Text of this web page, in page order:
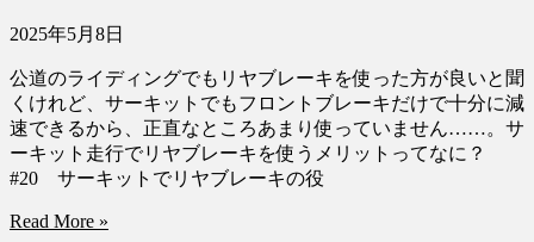
2025年5月8日
公道のライディングでもリヤブレーキを使った方が良いと聞
くけれど、サーキットでもフロントブレーキだけで十分に減
速できるから、正直なところあまり使っていません……。サ
ーキット走行でリヤブレーキを使うメリットってなに？
#20 サーキットでリヤブレーキの役
Read More »